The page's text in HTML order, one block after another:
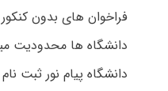
فراخوان های بدون
دانشگاه ها محدودیت
دانشگاه پیام نور ثبت